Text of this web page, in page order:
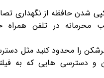
کپی شدن حافظه از نگهداری
محرمانه در تلفن همراه
را محدود کنید مثل
و دسترسی هایی که به